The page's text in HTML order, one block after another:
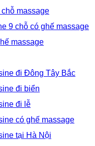
massage
9 chỗ có ghế massage
massage
đi Đông Tây Bắc
đi biển
đi lễ
có ghế massage
tại Hà Nội